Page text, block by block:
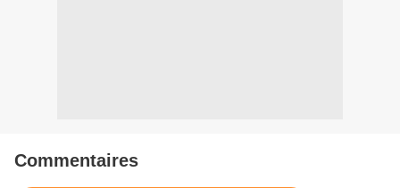
Commentaires